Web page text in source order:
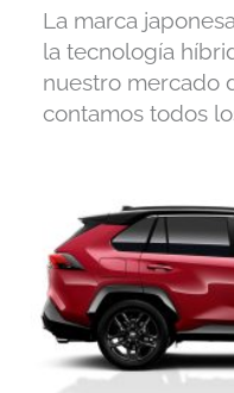
La marca
la tecnología
nuestro mercado
contamos todos